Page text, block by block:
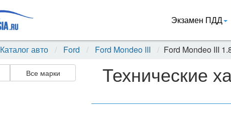
Экзамен ПДД
Каталог авто Ford Ford Mondeo III Ford Mondeo III
Все марки Технические